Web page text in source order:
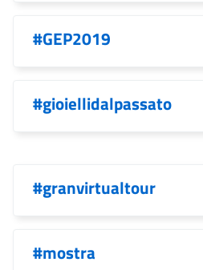
#GEP2019
#gioiellidalpassato
#granvirtualtour
#mostra